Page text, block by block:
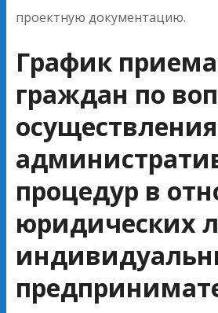
проектную документацию.
График приема
граждан по
осуществления
процедур в
юридических